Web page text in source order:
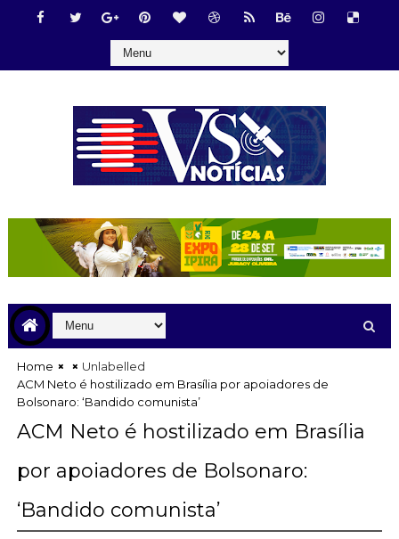
Home
Unlabelled
ACM Neto é hostilizado em Brasília por apoiadores de
Bolsonaro: ‘Bandido comunista’
ACM Neto é hostilizado em Brasília
por apoiadores de Bolsonaro:
‘Bandido comunista’